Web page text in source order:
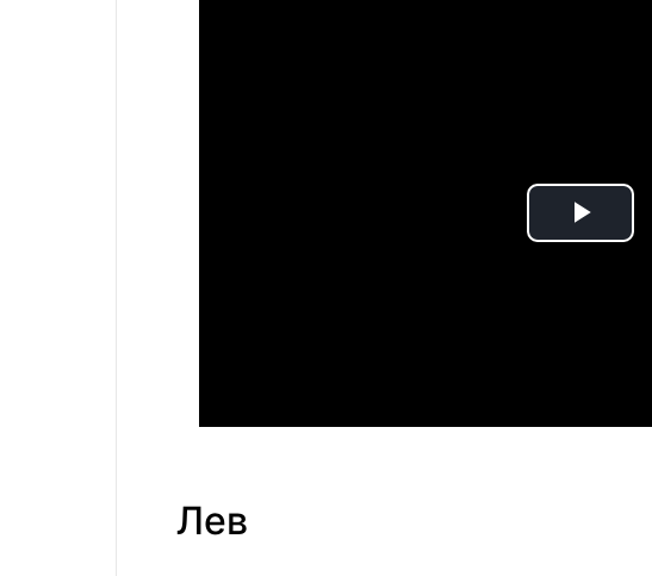
Play
Лев